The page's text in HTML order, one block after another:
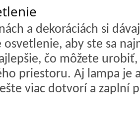
a dekoráciách si
aby ste sa
čo môžete
priestoru. Aj lampa je
viac dotvorí a zaplní